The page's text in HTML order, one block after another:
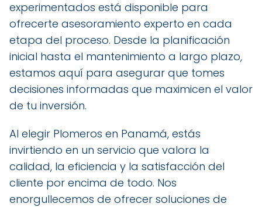
experimentados está disponible para
ofrecerte asesoramiento experto en cada
etapa del proceso. Desde la planificación
inicial hasta el mantenimiento a largo plazo,
estamos aquí para asegurar que tomes
decisiones informadas que maximicen el valor
de tu inversión.
Al elegir Plomeros en Panamá, estás
invirtiendo en un servicio que valora la
calidad, la eficiencia y la satisfacción del
cliente por encima de todo. Nos
enorgullecemos de ofrecer soluciones de